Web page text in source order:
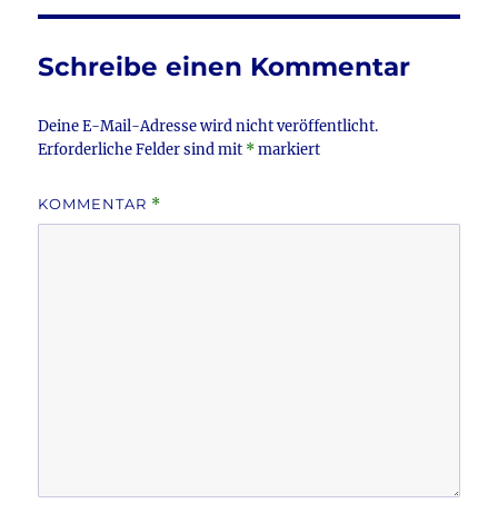
b
o
o
k
r
Schreibe einen Kommentar
Deine E-Mail-Adresse wird nicht veröffentlicht.
Erforderliche Felder sind mit *markiert
KOMMENTAR *